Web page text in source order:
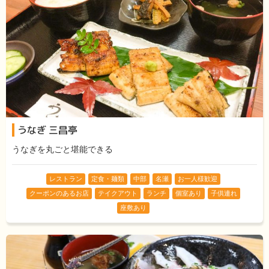
うなぎ 三昌亭
うなぎを丸ごと堪能できる
レストラン 定食・麺類 中部 名瀬
お一人様歓迎
クーポンのあるお店
テイクアウト ランチ 個室あり
子供連れ
座敷あり